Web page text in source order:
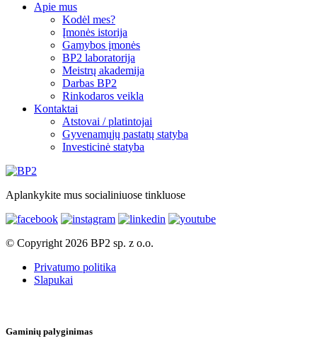
Apie mus
Kodėl mes?
Įmonės istorija
Gamybos įmonės
BP2 laboratorija
Meistrų akademija
Darbas BP2
Rinkodaros veikla
Kontaktai
Atstovai / platintojai
Gyvenamųjų pastatų statyba
Investicinė statyba
Aplankykite mus socialiniuose tinkluose
© Copyright 2026 BP2 sp. z o.o.
Privatumo politika
Slapukai
Gaminių palyginimas